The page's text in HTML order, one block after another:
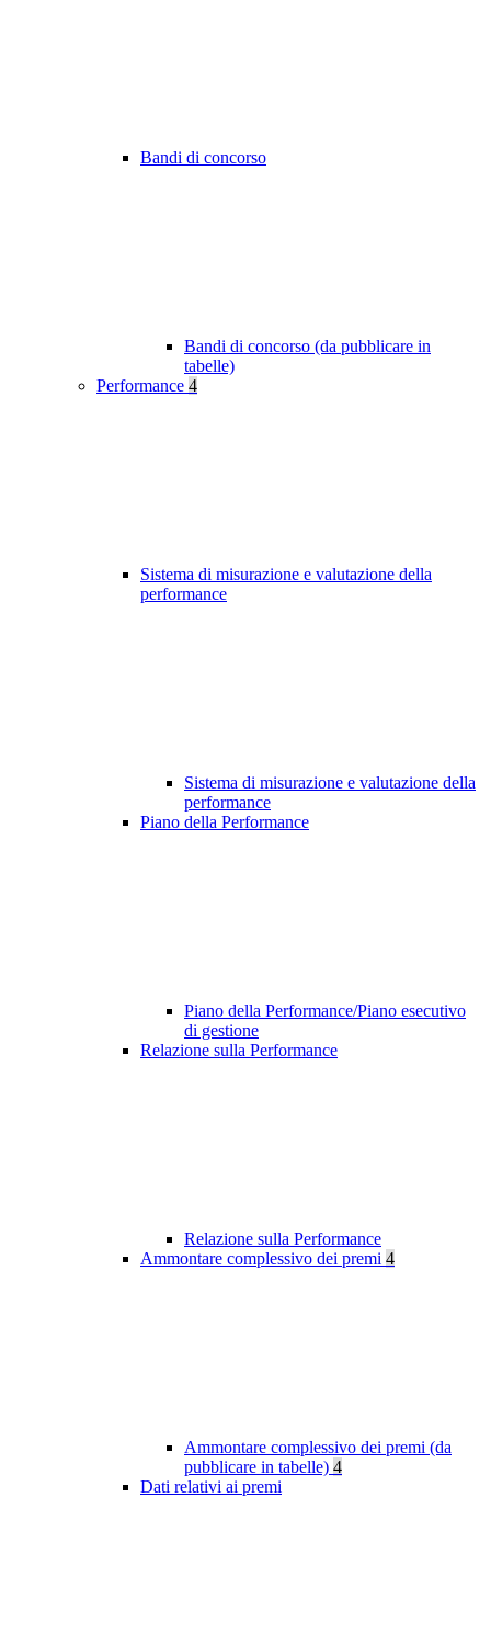
Bandi di concorso
Bandi di concorso (da pubblicare in
tabelle)
Performance 4
Sistema di misurazione e valutazione della
performance
Sistema di misurazione e valutazione della
performance
Piano della Performance
Piano della Performance/Piano esecutivo
di gestione
Relazione sulla Performance
Relazione sulla Performance
Ammontare complessivo dei premi 4
Ammontare complessivo dei premi (da
pubblicare in tabelle) 4
Dati relativi ai premi